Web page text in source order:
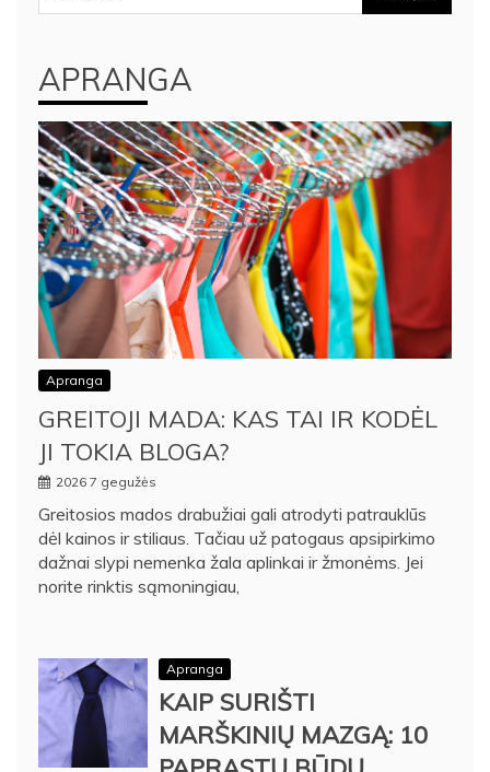
APRANGA
Apranga
GREITOJI MADA: KAS TAI IR KODĖL
JI TOKIA BLOGA?
2026 7 gegužės
Greitosios mados drabužiai gali atrodyti patrauklūs
dėl kainos ir stiliaus. Tačiau už patogaus apsipirkimo
dažnai slypi nemenka žala aplinkai ir žmonėms. Jei
norite rinktis sąmoningiau,
Apranga
KAIP SURIŠTI
MARŠKINIŲ MAZGĄ: 10